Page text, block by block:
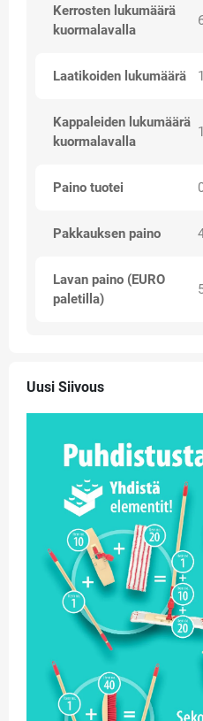
Kerrosten lukumäärä
kuormalavalla
Laatikoiden lukumäärä
Kappaleiden lukumäärä
kuormalavalla
Paino tuotei
Pakkauksen paino
Lavan paino (EURO
paletilla)
Uusi Siivous